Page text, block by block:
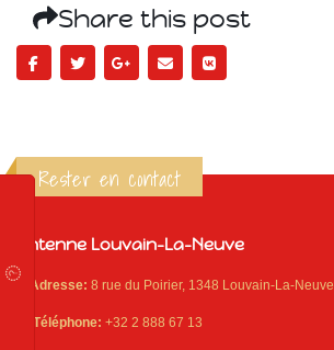
Share this post
Rester en contact
Antenne Louvain-La-Neuve
Adresse: 8 rue du Poirier, 1348 Louvain-La-Neuve
Téléphone: +32 2 888 67 13